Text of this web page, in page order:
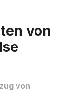
von
von